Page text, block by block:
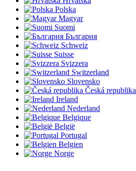
Polska
Magyar
Suomi
България
Schweiz
Suisse
Svizzera
Switzerland
Slovensko
Česká republika
Ireland
Nederland
Belgique
België
Portugal
Belgien
Norge